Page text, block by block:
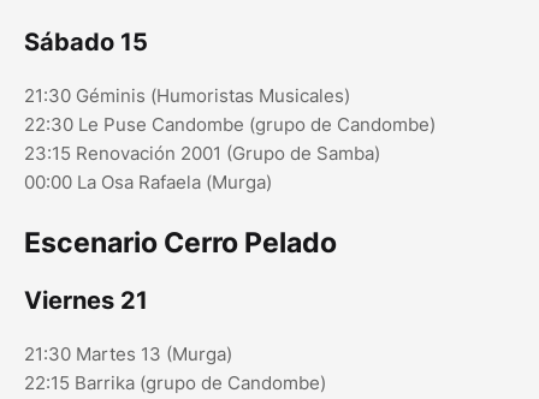
Sábado 15
21:30 Géminis (Humoristas Musicales)
22:30 Le Puse Candombe (grupo de Candombe)
23:15 Renovación 2001 (Grupo de Samba)
00:00 La Osa Rafaela (Murga)
Escenario Cerro Pelado
Viernes 21
21:30 Martes 13 (Murga)
22:15 Barrika (grupo de Candombe)